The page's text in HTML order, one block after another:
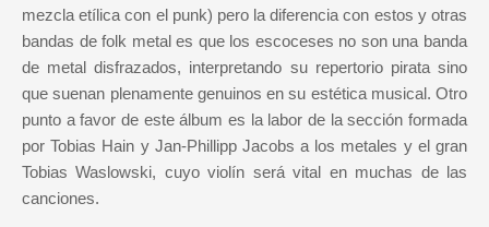
mezcla etílica con el punk) pero la diferencia con estos y otras
bandas de folk metal es que los escoceses no son una banda
de metal disfrazados, interpretando su repertorio pirata sino
que suenan plenamente genuinos en su estética musical. Otro
punto a favor de este álbum es la labor de la sección formada
por Tobias Hain y Jan-Phillipp Jacobs a los metales y el gran
Tobias Waslowski, cuyo violín será vital en muchas de las
canciones.